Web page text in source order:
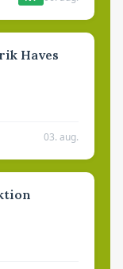
Haves
03. aug.